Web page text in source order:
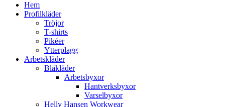
Hem
Profilkläder
Tröjor
T-shirts
Pikéer
Ytterplagg
Arbetskläder
Blåkläder
Arbetsbyxor
Hantverksbyxor
Varselbyxor
Helly Hansen Workwear